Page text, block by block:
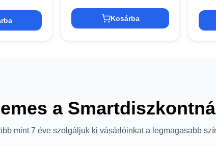
Kosárba
a
mint 7 éve szolgáljuk ki vásárlóinkat a legmagasabb